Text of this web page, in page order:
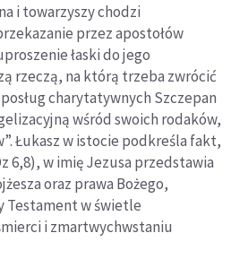
i towarzyszy chodzi
przez apostołów
łaski do jego
rzeczą, na którą trzeba zwrócić
charytatywnych Szczepan
wśród swoich rodaków,
Łukasz w istocie podkreśla fakt,
6,8), w imię Jezusa przedstawia
oraz prawa Bożego,
Testament w świetle
i zmartwychwstaniu